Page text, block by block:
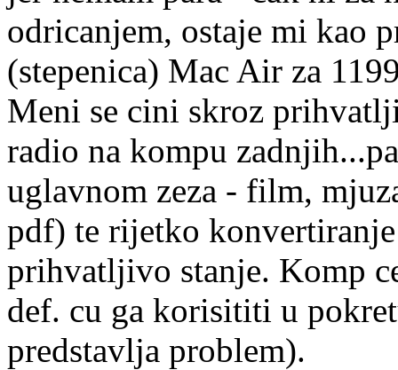
odricanjem, ostaje mi kao
(stepenica) Mac Air za
Meni se cini skroz
radio na kompu
uglavnom zeza - film,
pdf) te rijetko
prihvatljivo stanje. Komp
def. cu ga korisititi u
predstavlja problem).